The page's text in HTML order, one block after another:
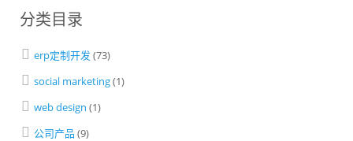
分类目录
erp定制开发 (73)
social marketing(1)
web design (1)
公司产品 (9)